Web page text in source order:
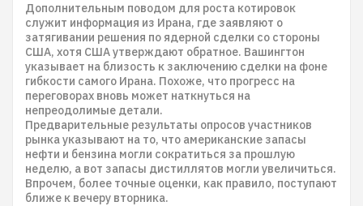
Дополнительным поводом для роста котировок
служит информация из Ирана, где заявляют о
затягивании решения по ядерной сделки со стороны
США, хотя США утверждают обратное. Вашингтон
указывает на близость к заключению сделки на фоне
гибкости самого Ирана. Похоже, что прогресс на
переговорах вновь может наткнуться на
непреодолимые детали.
Предварительные результаты опросов участников
рынка указывают на то, что американские запасы
нефти и бензина могли сократиться за прошлую
неделю, а вот запасы дистиллятов могли увеличиться.
Впрочем, более точные оценки, как правило, поступают
ближе к вечеру вторника.